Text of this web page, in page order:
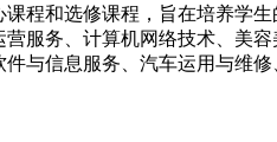
程和选修课程，旨在培养学
服务、计算机网络技术、美
与信息服务、汽车运用与维